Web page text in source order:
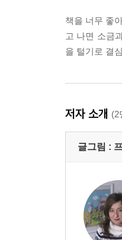
책을 너무 좋
고 나면 소금
을 털기로 결
저자 소개 (2
글그림 :